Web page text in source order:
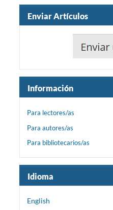
Enviar Artículos
Información
Para lectores/as
Para autores/as
Para bibliotecarios/as
Idioma
English